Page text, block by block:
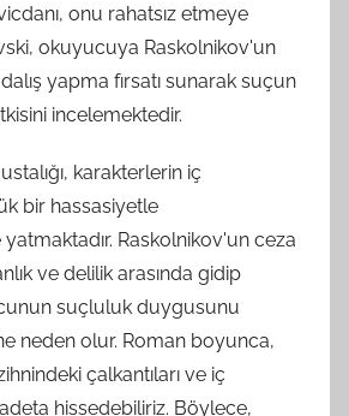
onu rahatsız etmeye
okuyucuya Raskolnikov'un
yapma fırsatı sunarak suçun
incelemektedir.
karakterlerin iç
bir hassasiyetle
Raskolnikov'un ceza
ve delilik arasında gidip
suçluluk duygusunu
neden olur. Roman boyunca,
çalkantıları ve iç
hissedebiliriz. Böylece,